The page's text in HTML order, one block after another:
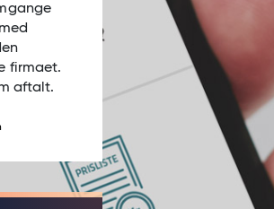
firmaet.
aftalt.